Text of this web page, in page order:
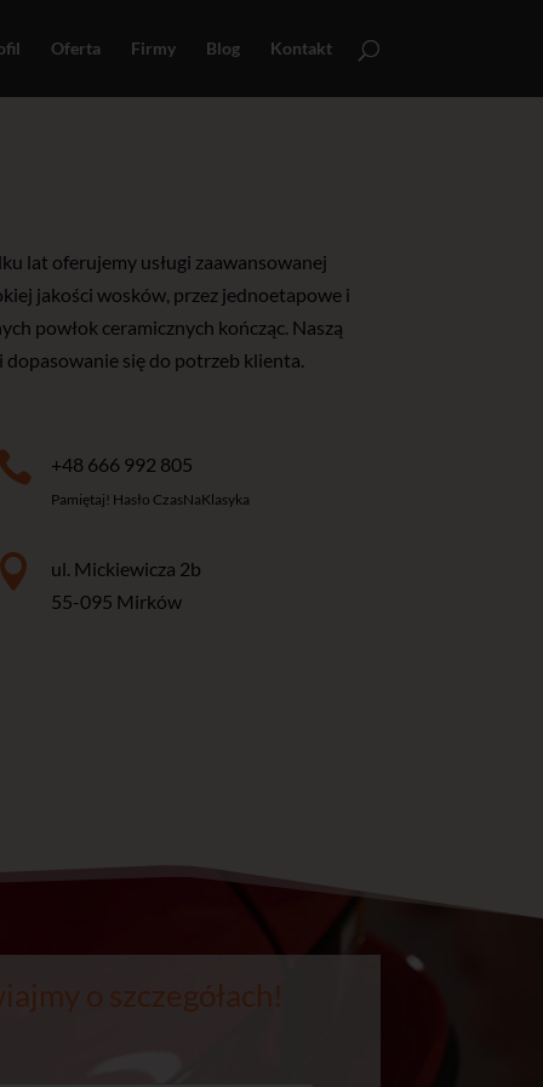
Oferta Firmy Blog Kontakt
lat oferujemy usługi zaawansowanej
jakości wosków, przez jednoetapowe i
powłok ceramicznych kończąc. Naszą
się do potrzeb klienta.
+48 666 992 805
Pamiętaj! Hasło CzasNaKlasyka

ul. Mickiewicza 2b
55-095 Mirków
o szczegółach!